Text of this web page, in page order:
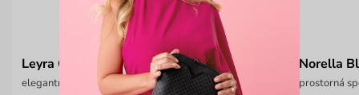
Leyra Grace Black
elegantní kabelka z italské hovězí kůže
Norella
prostorná